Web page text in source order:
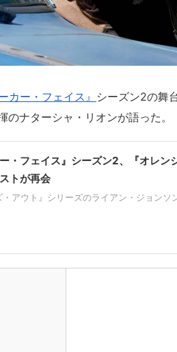
カー・フェイス』 シーズン2の舞
ナターシャ・リオンが語った。
ー・フェイス』シーズン2、『オレン
トが再会
・アウト』シリーズのライアン・ジョンソ